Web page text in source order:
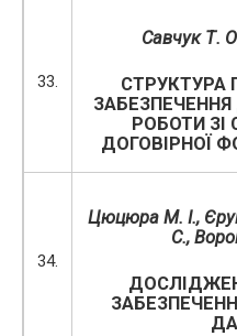
33.
Савчук Т.
СТРУКТУРА
ЗАБЕЗПЕЧЕННЯ
РОБОТИ ЗІ
ДОГОВІРНОЇ
34.
Цюцюра М. І.,
С.,